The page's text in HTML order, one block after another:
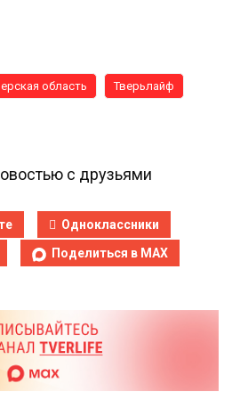
область Тверьлайф
с друзьями
Одноклассники
Поделиться в MAX